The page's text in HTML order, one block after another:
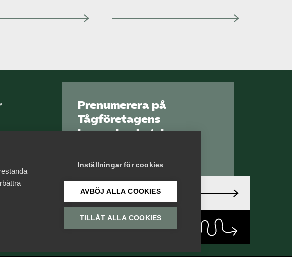
Prenumerera på
Tågföretagens
branschnyhetsbrev
din inkorg.
Anmäl dig här
Läs
nyhetsbrev
Inställningar för cookies
AVBÖJ ALLA COOKIES
TILLÅT ALLA COOKIES